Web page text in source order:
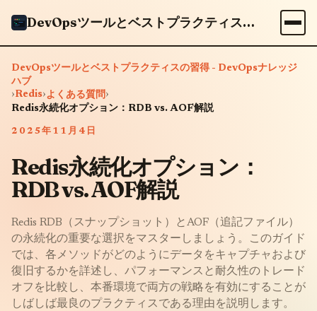
DevOpsツールとベストプラクティスの習得 - DevOpsナレッジハブ
DevOpsツールとベストプラクティスの習得 - DevOpsナレッジ
ハブ
›Redis›よくある質問 ›
Redis永続化オプション：RDB vs. AOF解説
2025年11月4日
Redis永続化オプション：
RDB vs. AOF解説
Redis RDB（スナップショット）とAOF（追記ファイル）
の永続化の重要な選択をマスターしましょう。このガイド
では、各メソッドがどのようにデータをキャプチャおよび
復旧するかを詳述し、パフォーマンスと耐久性のトレード
オフを比較し、本番環境で両方の戦略を有効にすることが
しばしば最良のプラクティスである理由を説明します。